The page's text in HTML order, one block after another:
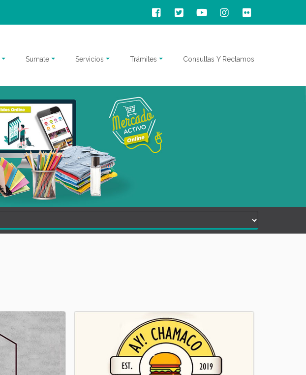
Sumate Servicios Trámites Consultas Y Reclamos